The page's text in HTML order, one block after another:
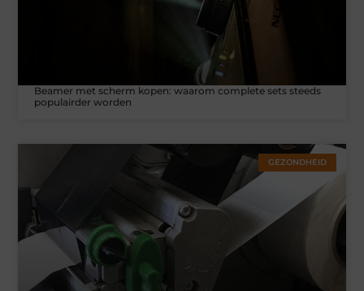
Beamer met scherm kopen: waarom complete sets steeds
populairder worden
GEZONDHEID